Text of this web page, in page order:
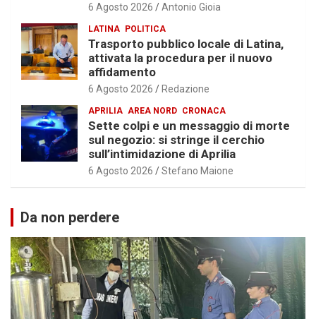
6 Agosto 2026 Antonio Gioia
LATINA POLITICA
Trasporto pubblico locale di Latina,
attivata la procedura per il nuovo
affidamento
6 Agosto 2026 Redazione
APRILIA AREA NORD CRONACA
Sette colpi e un messaggio di morte
sul negozio: si stringe il cerchio
sull’intimidazione di Aprilia
6 Agosto 2026 Stefano Maione
Da non perdere